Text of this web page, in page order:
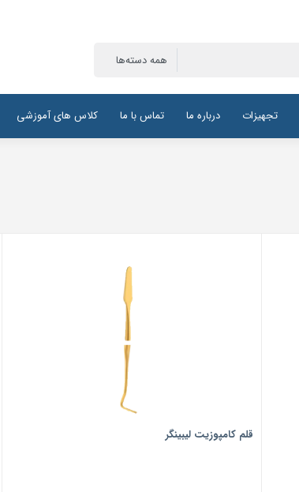
تجهیزات درباره ما تماس با ما کلاس های آموزشی
قلم کامپوزیت لیبینگر